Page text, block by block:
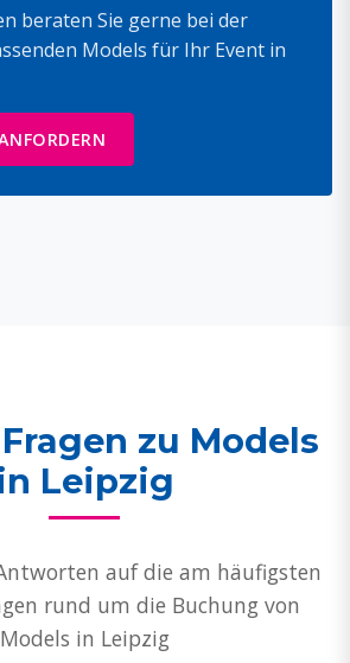
beraten Sie gerne bei der
Models für Ihr Event in
zu Models
Leipzig
auf die am häufigsten
rund um die Buchung von
Models in Leipzig